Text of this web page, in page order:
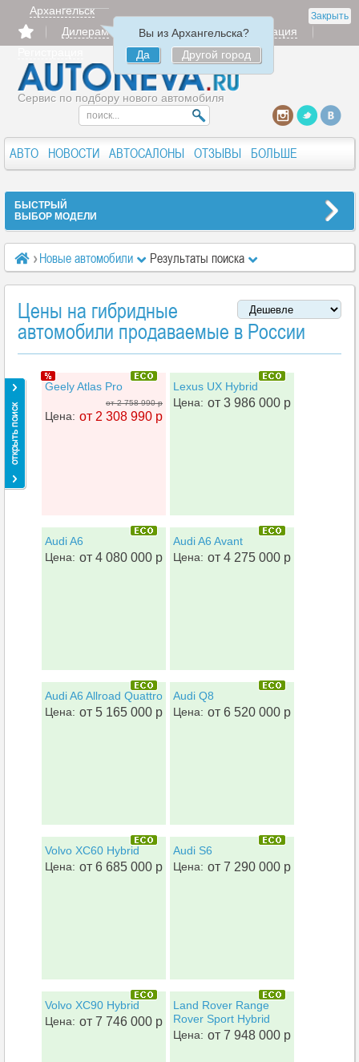
Закрыть
Архангельск
Вы из Архангельска?
Да
Другой город
Дилерам Продать
Авторизация
Сервис по подбору нового автомобиля
АВТО НОВОСТИ АВТОСАЛОНЫ ОТЗЫВЫ БОЛЬШЕ
БЫСТРЫЙ
ВЫБОР МОДЕЛИ
Новые автомобили Результаты поиска
Цены на гибридные
автомобили продаваемые в России
Geely Atlas Pro
от 2 758 990 р
от 2 308 990 р
Цена:
Lexus UX Hybrid
от 3 986 000 р
Цена:
Audi A6
от 4 080 000 р
Цена:
Audi A6 Avant
от 4 275 000 р
Цена:
Audi A6 Allroad Quattro
от 5 165 000 р
Цена:
Audi Q8
от 6 520 000 р
Цена:
Volvo XC60 Hybrid
от 6 685 000 р
Цена:
Audi S6
от 7 290 000 р
Цена:
Volvo XC90 Hybrid
от 7 746 000 р
Цена:
Land Rover Range
Rover Sport Hybrid
от 7 948 000 р
Цена: